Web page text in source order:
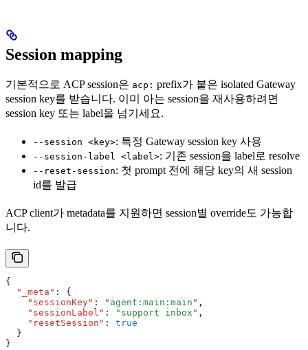
Session mapping
기본적으로 ACP session은 acp: prefix가 붙은 isolated Gateway
session key를 받습니다. 이미 아는 session을 재사용하려면
session key 또는 label을 넘기세요.
--session <key>: 특정 Gateway session key 사용
--session-label <label>: 기존 session을 label로 resolve
--reset-session: 첫 prompt 전에 해당 key의 새 session
id를 발급
ACP client가 metadata를 지원하면 session별 override도 가능합
니다.
{
  "_meta"
:
{
    "sessionKey"
: "agent:main:main" ,
    "sessionLabel"
: "support inbox" ,
    "resetSession"
:
true
  }
}